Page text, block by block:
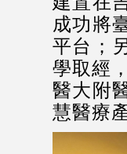
成功將
平台；
學取經
醫大附
慧醫療